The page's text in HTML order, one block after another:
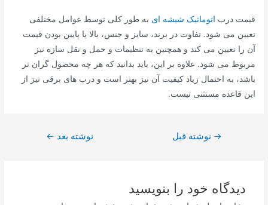
قیمت درب اتوماتیک شیشه ای به طور کلی توسط عوامل مختلفی
تعیین می شود. تفاوت در برند، سایز و جنس، بالا یا پایین بودن قیمت
آن را تعیین می کند و همچنین به تنظیمات و حمل و نقل سازه نیز
مربوط می شود. علاوه بر این، باید بدانید که هر چه محصول گران تر
باشد، به احتمال زیاد کیفیت آن نیز بهتر است و درب های برقی نیز از
این قاعده مستثنی نیست.
راهبری→ نوشته قبل نوشته بعد ←
دیدگاه‌ خود را بنویسید